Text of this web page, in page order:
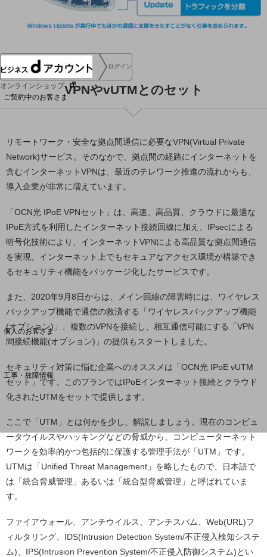
NTTドコモグループ
ログイン
オンラインショップ
ご契約中のお客さま
ご契約中サービスの一元管理
Web明細(ビリングステーション)
料金分析(ご利用料金管理サービス)
Web明細(My docomo)
個人のお客さま
NTTドコモ
OCNなど
工事・故障情報
お客さまサポートサイト
NTTドコモ 通信障害情報
VPNやvUTMとのセット
リモートワーク・安全な拠点間通信に必要なVPN(Virtual Private
Network)サービス。そのなかで、拠点間の経路にインターネットを
含むインターネットVPNは、最近のテレワーク推進の流れからも、
導入企業が非常に増えています。
「OCN光 IPoE VPNセット」は、高速、高品質、クラウドに最適な
IPoE方式を利用したインターネット接続回線に加え、IPsecによる
暗号化技術により、インターネットVPNによる高品質な拠点間通信
を実現。インターネット上でもセキュアなアクセス環境が構築でき
るセキュリティ機能をパッケージ化したサービスです。
また、2020年9月8日からは、メイン回線の障害時には、ワイヤレス
バックアップ機能で通信の救済する「ワイヤレスバックアップ機能
(オプション)」、複数のVPNを接続し、相互通信可能にする「VPN
間接続機能(オプション)」の提供もスタートしました。
セキュリティ対策に悩む企業へのオススメは「OCN光 IPoE vUTM
セット」です。このプランではIPoEインターネット接続とクラウド
化されたUTMをセットで提供します。
ここで「UTM」とは何かを少し、解説しましょう。現在のコンピュ
ータウイルスやハッキングなどの脅威から、コンピューターネット
ワークを効率的かつ包括的に保護する管理手法が「UTM」です。
UTMは「Unified Threat Management」を略したもので、日本語で
は「統合脅威管理」あるいは「統合型脅威管理」と呼ばれていま
す。
ファイアウォール、アンチウイルス、アンチスパム、Web(URL)フ
ィルタリング、IDS(Intrusion Detection System/不正侵入検知システ
ム)、IPS(Intrusion Prevention System/不正侵入防御システム)とい